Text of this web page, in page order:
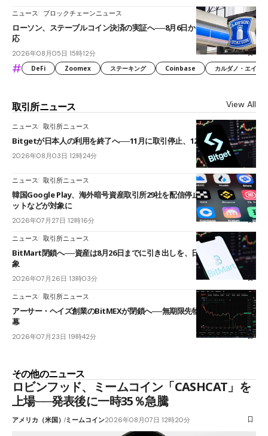
ニュース ブロックチェーンニュース
ローソン、ステーブルコイン決済の実証へ──8月6日からJPYCやUSDC対
応
2026年08月05日 15時12分
# DeFi Zoomex ステーキング Coinbase カルダノ・エイ
取引所ニュース View All
ニュース 取引所ニュース
Bitgetが日本人の利用を終了へ──11月に取引停止、12月末に強制決済
2026年08月03日 12時24分
ニュース 取引所ニュース
韓国Google Play、海外暗号資産取引所29社を配信停止──OKXやバイビ
ットなどが対象に
2026年07月27日 12時16分
ニュース 取引所ニュース
BitMart閉鎖へ──資産は8月26日までに引き出しを、日本人利用者も対
象
2026年07月26日 13時03分
ニュース 取引所ニュース
アーサー・ヘイズ創業のBitMEXが閉鎖へ──無期限先物を生んだ11年に
幕
2026年07月23日 19時42分
その他のニュース
ロビンフッド、ミームコイン「CASHCAT」を
上場──発表後に一時35％急騰
アメリカ（米国）ミームコイン2026年08月07日 12時20分